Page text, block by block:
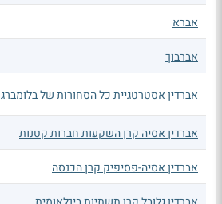
אברא
אברבוך
אברדין אסטרטגיית כל הסחורות של בלומברג
אברדין אסיה קרן השקעות חברות קטנות
אברדין אסיה-פסיפיק קרן הכנסה